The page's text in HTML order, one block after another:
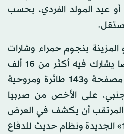
عيد المولد الفردي، بحسب
بنجوم حمراء وشارات
القديس غاورغيوس، عرضا يشارك فيه أكثر من 16 ألف
جندي روسي و194 آلية مصفحة و143 طائرة ومروحية
أجنبي، على الأخص من صربيا
المرتقب أن يكشف في العرض
عن دبابات «أرماتا تي - 14» الجديدة ونظام حديث للدفاع